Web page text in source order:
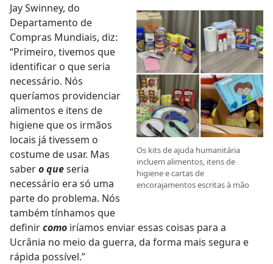
Os kits de ajuda humanitária
incluem alimentos, itens de
higiene e cartas de
encorajamentos escritas à mão
Jay Swinney, do
Departamento de
Compras Mundiais, diz:
“Primeiro, tivemos que
identificar o que seria
necessário. Nós
queríamos providenciar
alimentos e itens de
higiene que os irmãos
locais já tivessem o
costume de usar. Mas
sabero queseria
necessário era só uma
parte do problema. Nós
também tínhamos que
definircomo iríamos enviar essas coisas para a
Ucrânia no meio da guerra, da forma mais segura e
rápida possível.”